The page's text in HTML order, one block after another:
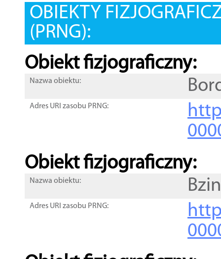
OBIEKTY
(PRNG):
Obiekt fizjograficzny:
Nazwa obiektu:
Adres URI zasobu PRNG:
Obiekt fizjograficzny:
Nazwa obiektu:
Adres URI zasobu PRNG: